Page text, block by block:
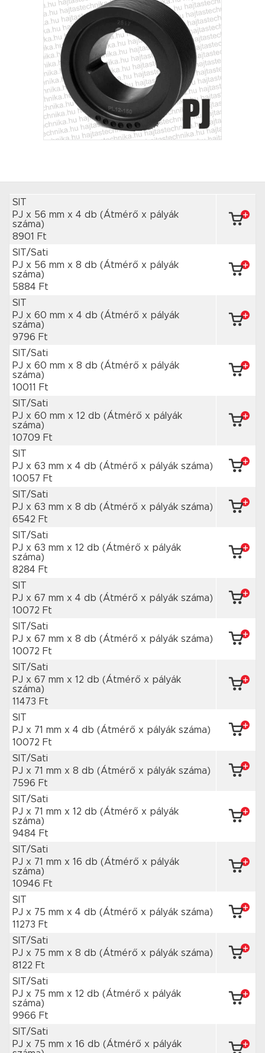
SIT
PJ x 56 mm x 4 db (Átmérő x pályák
száma)
8901 Ft
SIT/Sati
PJ x 56 mm x 8 db (Átmérő x pályák
száma)
5884 Ft
SIT
PJ x 60 mm x 4 db (Átmérő x pályák
száma)
9796 Ft
SIT/Sati
PJ x 60 mm x 8 db (Átmérő x pályák
száma)
10011 Ft
SIT/Sati
PJ x 60 mm x 12 db (Átmérő x pályák
száma)
10709 Ft
SIT
PJ x 63 mm x 4 db (Átmérő x pályák száma)
10057 Ft
SIT/Sati
PJ x 63 mm x 8 db (Átmérő x pályák száma)
6542 Ft
SIT/Sati
PJ x 63 mm x 12 db (Átmérő x pályák
száma)
8284 Ft
SIT
PJ x 67 mm x 4 db (Átmérő x pályák száma)
10072 Ft
SIT/Sati
PJ x 67 mm x 8 db (Átmérő x pályák száma)
10072 Ft
SIT/Sati
PJ x 67 mm x 12 db (Átmérő x pályák
száma)
11473 Ft
SIT
PJ x 71 mm x 4 db (Átmérő x pályák száma)
10072 Ft
SIT/Sati
PJ x 71 mm x 8 db (Átmérő x pályák száma)
7596 Ft
SIT/Sati
PJ x 71 mm x 12 db (Átmérő x pályák
száma)
9484 Ft
SIT/Sati
PJ x 71 mm x 16 db (Átmérő x pályák
száma)
10946 Ft
SIT
PJ x 75 mm x 4 db (Átmérő x pályák száma)
11273 Ft
SIT/Sati
PJ x 75 mm x 8 db (Átmérő x pályák száma)
8122 Ft
SIT/Sati
PJ x 75 mm x 12 db (Átmérő x pályák
száma)
9966 Ft
SIT/Sati
PJ x 75 mm x 16 db (Átmérő x pályák